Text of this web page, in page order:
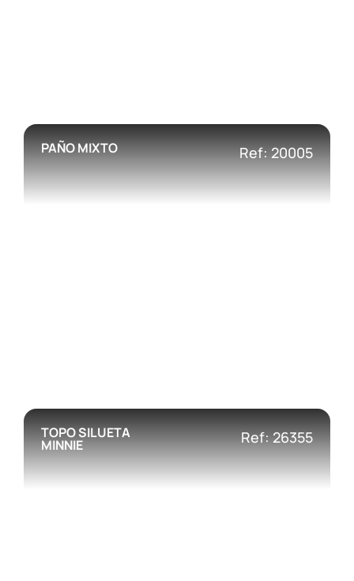
PAÑO MIXTO Ref: 20005
TOPO SILUETA
MINNIE Ref: 26355